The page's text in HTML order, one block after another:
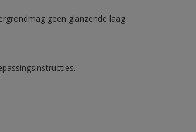
geen glanzende laag